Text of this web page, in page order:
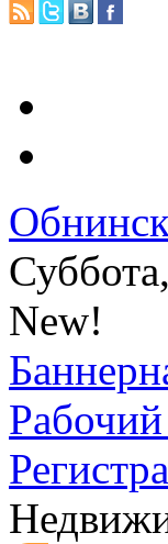
Обнинск
New!